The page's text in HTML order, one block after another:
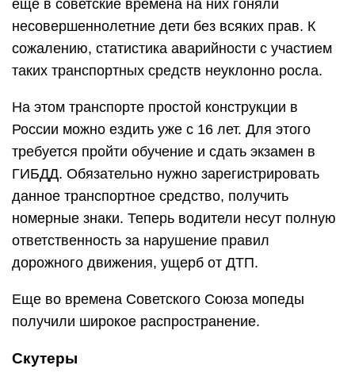
еще в советские времена на них гоняли
несовершеннолетние дети без всяких прав. К
сожалению, статистика аварийности с участием
таких транспортных средств неуклонно росла.
На этом транспорте простой конструкции в
России можно ездить уже с 16 лет. Для этого
требуется пройти обучение и сдать экзамен в
ГИБДД. Обязательно нужно зарегистрировать
данное транспортное средство, получить
номерные знаки. Теперь водители несут полную
ответственность за нарушение правил
дорожного движения, ущерб от ДТП.
Еще во времена Советского Союза мопеды
получили широкое распространение.
Скутеры